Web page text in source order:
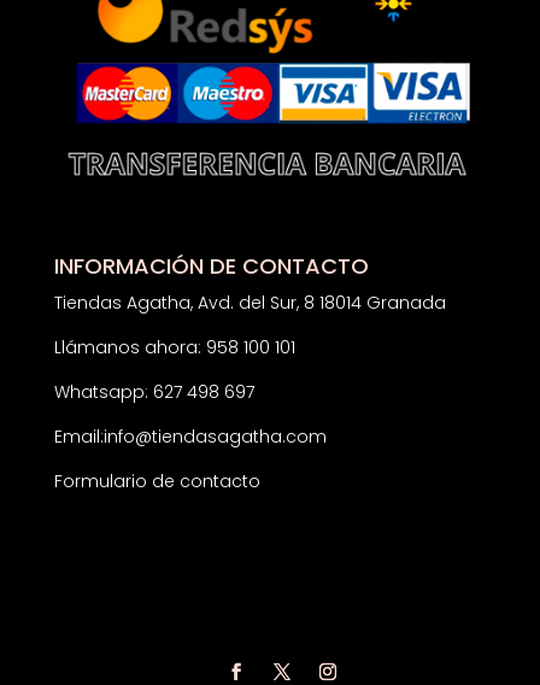
INFORMACIÓN DE CONTACTO
Tiendas Agatha, Avd. del Sur, 8 18014 Granada
Llámanos ahora: 958 100 101
Whatsapp: 627 498 697
Email:info@tiendasagatha.com
Formulario de contacto